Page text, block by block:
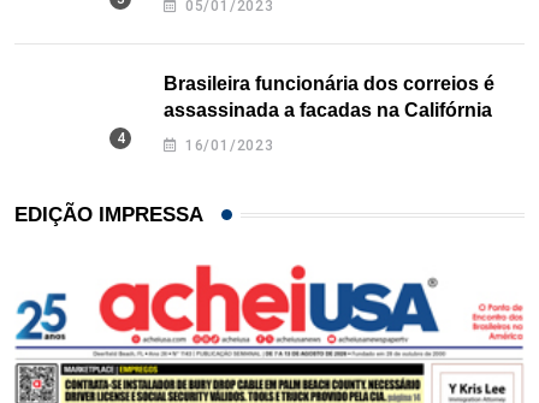
05/01/2023
Brasileira funcionária dos correios é
assassinada a facadas na Califórnia
16/01/2023
EDIÇÃO IMPRESSA